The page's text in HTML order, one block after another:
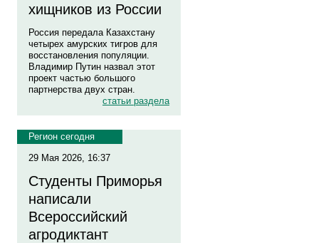
хищников из России
Россия передала Казахстану
четырех амурских тигров для
восстановления популяции.
Владимир Путин назвал этот
проект частью большого
партнерства двух стран.
статьи раздела
Регион сегодня
29 Мая 2026, 16:37
Студенты Приморья
написали
Всероссийский
агродиктант